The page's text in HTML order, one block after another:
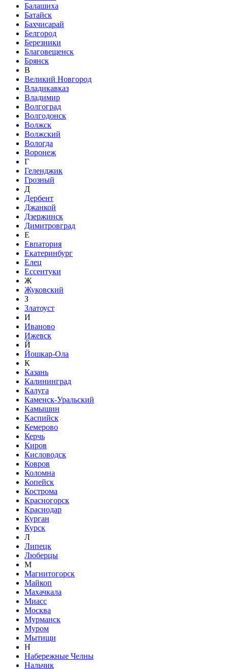
Балашиха
Батайск
Бахчисарай
Белгород
Березники
Благовещенск
Брянск
В
Великий Новгород
Владикавказ
Владимир
Волгоград
Волгодонск
Волжск
Волжский
Вологда
Воронеж
Г
Геленджик
Грозный
Д
Дербент
Джанкой
Дзержинск
Димитровград
Е
Евпатория
Екатеринбург
Елец
Ессентуки
Ж
Жуковский
З
Златоуст
И
Иваново
Ижевск
Й
Йошкар-Ола
К
Казань
Калининград
Калуга
Каменск-Уральский
Камышин
Каспийск
Кемерово
Керчь
Киров
Кисловодск
Ковров
Коломна
Копейск
Кострома
Красногорск
Краснодар
Курган
Курск
Л
Липецк
Люберцы
М
Магнитогорск
Майкоп
Махачкала
Миасс
Москва
Мурманск
Муром
Мытищи
Н
Набережные Челны
Нальчик